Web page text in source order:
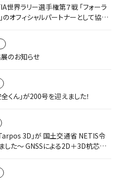
世界ラリー選手権第７戦 「フォーラ
のオフィシャルパートナーとして協賛
のお知らせ
くん」が200号を迎えました！
3D」が 国土交通省 NETIS令
た～ GNSSによる2D＋3D杭芯誘